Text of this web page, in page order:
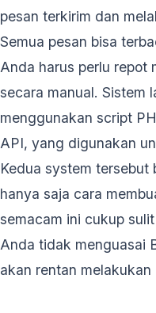
pesan terkirim dan
Semua pesan bisa
Anda harus perlu repot
secara manual. Sistem
menggunakan script
API, yang digunakan
Kedua system tersebut
hanya saja cara
semacam ini cukup
Anda tidak menguasai
akan rentan melakukan